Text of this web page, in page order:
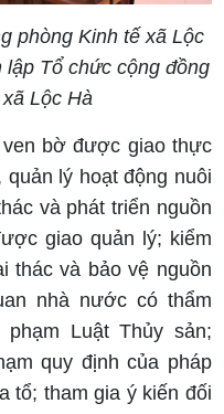
phòng Kinh tế xã Lộc
lập Tổ chức cộng đồng
Lộc Hà
bờ được giao thực
lý hoạt động nuôi
và phát triển nguồn
giao quản lý; kiểm
thác và bảo vệ nguồn
nhà nước có thẩm
Luật Thủy sản;
quy định của pháp
tổ; tham gia ý kiến đối